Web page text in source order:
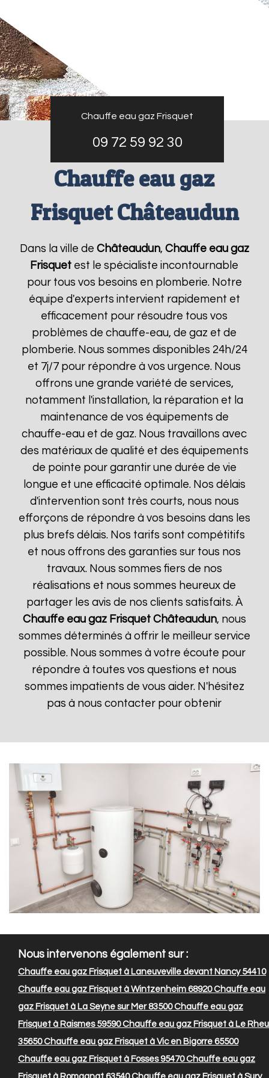
Chauffe eau gaz Frisquet
09 72 59 92 30
Chauffe eau gaz
Frisquet Châteaudun
Dans la ville de Châteaudun, Chauffe eau gaz
Frisquet est le spécialiste incontournable
pour tous vos besoins en plomberie. Notre
équipe d'experts intervient rapidement et
efficacement pour résoudre tous vos
problèmes de chauffe-eau, de gaz et de
plomberie. Nous sommes disponibles 24h/24
et 7j/7 pour répondre à vos urgence. Nous
offrons une grande variété de services,
notamment l'installation, la réparation et la
maintenance de vos équipements de
chauffe-eau et de gaz. Nous travaillons avec
des matériaux de qualité et des équipements
de pointe pour garantir une durée de vie
longue et une efficacité optimale. Nos délais
d'intervention sont très courts, nous nous
efforçons de répondre à vos besoins dans les
plus brefs délais. Nos tarifs sont compétitifs
et nous offrons des garanties sur tous nos
travaux. Nous sommes fiers de nos
réalisations et nous sommes heureux de
partager les avis de nos clients satisfaits. À
Chauffe eau gaz Frisquet Châteaudun, nous
sommes déterminés à offrir le meilleur service
possible. Nous sommes à votre écoute pour
répondre à toutes vos questions et nous
sommes impatients de vous aider. N'hésitez
pas à nous contacter pour obtenir
Nous intervenons également sur :
Chauffe eau gaz Frisquet à Laneuveville devant Nancy 54410
Chauffe eau gaz Frisquet à Wintzenheim 68920Chauffe eau
gaz Frisquet à La Seyne sur Mer 83500Chauffe eau gaz
Frisquet à Raismes 59590Chauffe eau gaz Frisquet à Le Rheu
35650Chauffe eau gaz Frisquet à Vic en Bigorre 65500
Chauffe eau gaz Frisquet à Fosses 95470Chauffe eau gaz